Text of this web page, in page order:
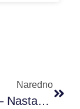
Naredno
#POKBL – Nastavak Prvog Modula #PAOR Programa (21.02.2020.)